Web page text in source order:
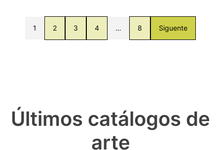
1 2 3 4 … 8 Siguente
Últimos catálogos de
arte